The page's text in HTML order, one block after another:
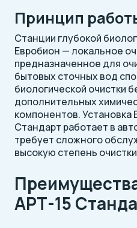
Принцип
Станции глубокой
Евробион — локальное
предназначенное для
бытовых сточных вод
биологической очистки
дополнительных
компонентов. Установка
Стандарт работает в
требует сложного
высокую степень
АРТ-15